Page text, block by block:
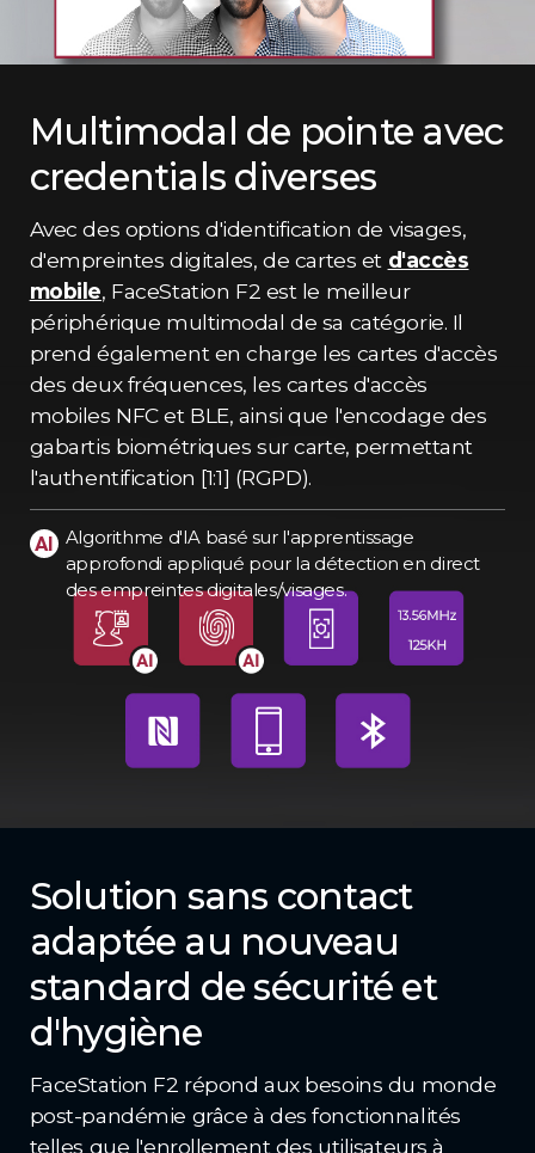
Multimodal de pointe avec
credentials diverses
Avec des options d'identification de visages,
d'empreintes digitales, de cartes et d'accès
mobile, FaceStation F2 est le meilleur
périphérique multimodal de sa catégorie. Il
prend également en charge les cartes d'accès
des deux fréquences, les cartes d'accès
mobiles NFC et BLE, ainsi que l'encodage des
gabartis biométriques sur carte, permettant
l'authentification [1:1] (RGPD).
Algorithme d'IA basé sur l'apprentissage
approfondi appliqué pour la détection en direct
des empreintes digitales/visages.
Solution sans contact
adaptée au nouveau
standard de sécurité et
d'hygiène
FaceStation F2 répond aux besoins du monde
post-pandémie grâce à des fonctionnalités
telles que l'enrollement des utilisateurs à